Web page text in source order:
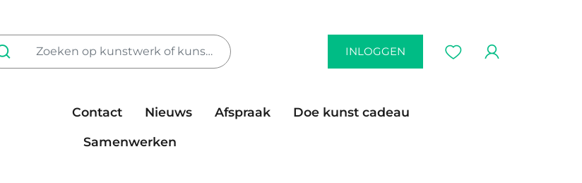
INLOGGEN
Contact Nieuws Afspraak
Doe kunst cadeau
Samenwerken